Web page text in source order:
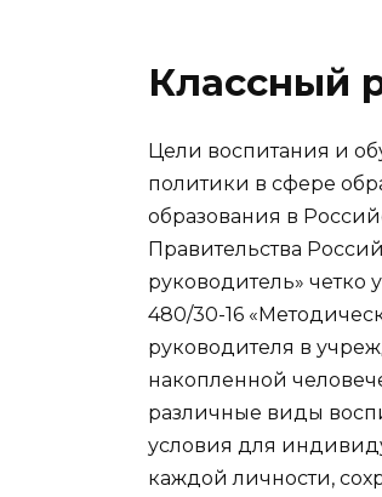
Классный
Цели воспитания и
политики в сфере
образования в
Правительства
руководитель»
480/30-16
руководителя в
накопленной
различные виды
условия для
каждой личности,